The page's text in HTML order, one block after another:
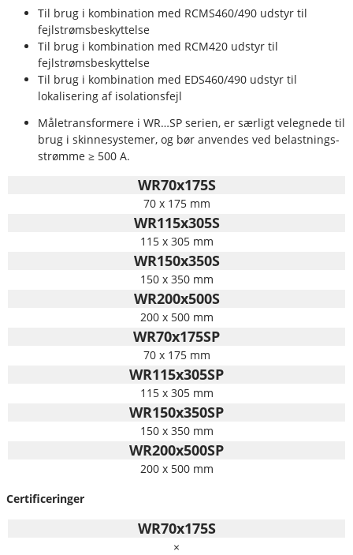
Til brug i kombination med RCMS460/490 udstyr til
fejlstrømsbeskyttelse
Til brug i kombination med RCM420 udstyr til
fejlstrømsbeskyttelse
Til brug i kombination med EDS460/490 udstyr til
lokalisering af isolationsfejl
Måletransformere i WR…SP serien, er særligt velegnede til
brug i skinnesystemer, og bør anvendes ved belastnings-
strømme ≥ 500 A.
WR70x175S
70 x 175 mm
WR115x305S
115 x 305 mm
WR150x350S
150 x 350 mm
WR200x500S
200 x 500 mm
WR70x175SP
70 x 175 mm
WR115x305SP
115 x 305 mm
WR150x350SP
150 x 350 mm
WR200x500SP
200 x 500 mm
Certificeringer
WR70x175S
×